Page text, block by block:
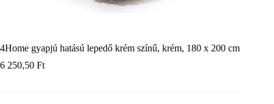
4Home gyapjú hatású lepedő krém színű, krém, 180 x 200 cm
6 250,50 Ft